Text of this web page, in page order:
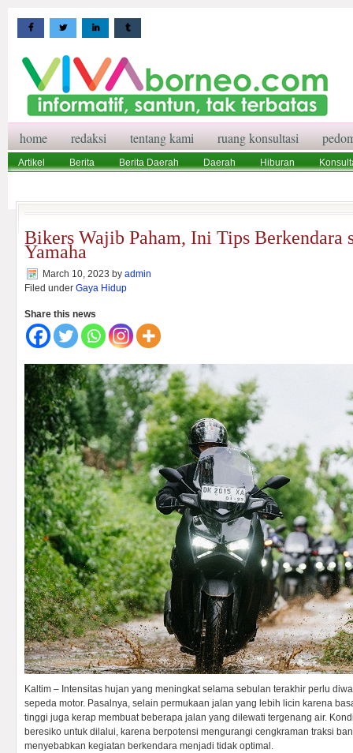
home redaksi tentang kami ruang konsultasi
Artikel Berita Berita Daerah Daerah Hiburan
Bikers Wajib Paham, Ini Tips Berkendara
Yamaha
March 10, 2023 by admin
Filed under Gaya Hidup
Share this news
Kaltim – Intensitas hujan yang meningkat selama sebulan terakhir perlu
sepeda motor. Pasalnya, selain permukaan jalan yang lebih licin karena
tinggi juga kerap membuat beberapa jalan yang dilewati tergenang air.
beresiko untuk dilalui, karena berpotensi mengurangi cengkraman traksi
menyebabkan kegiatan berkendara menjadi tidak optimal.